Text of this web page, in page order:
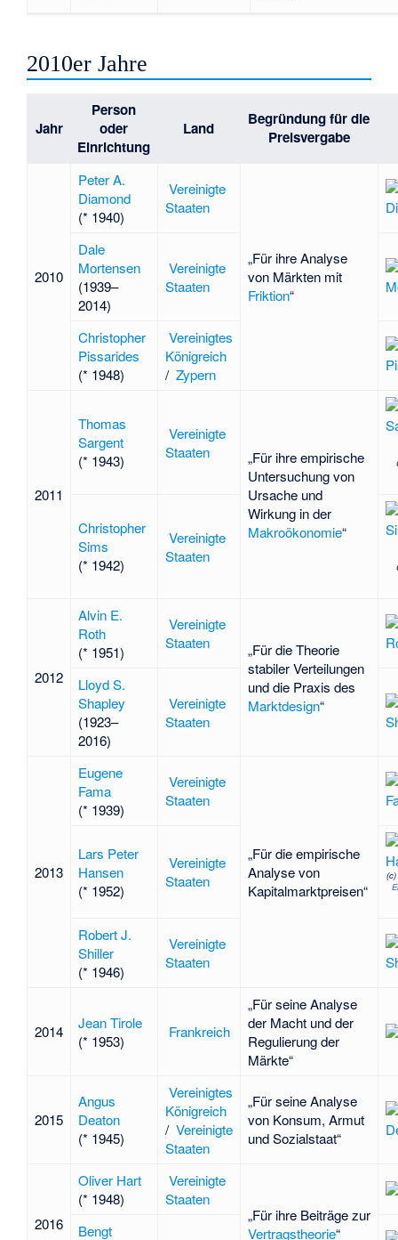
2010er Jahre
Jahr
Person
oder
Einrichtung
Land
Begründung für die
Preisvergabe
2010
Peter A.
Diamond
(* 1940)
Vereinigte
Staaten
„Für ihre Analyse
von Märkten mit
Friktion“
Dale
Mortensen
(1939–
2014)
Vereinigte
Staaten
Christopher
Pissarides
(* 1948)
Vereinigtes
Königreich
/ Zypern
2011
Thomas
Sargent
(* 1943)
Vereinigte
Staaten
„Für ihre empirische
Untersuchung von
Ursache und
Wirkung in der
Makroökonomie“
Christopher
Sims
(* 1942)
Vereinigte
Staaten
2012
Alvin E.
Roth
(* 1951)
Vereinigte
Staaten
„Für die Theorie
stabiler Verteilungen
und die Praxis des
Marktdesign“
Lloyd S.
Shapley
(1923–
2016)
Vereinigte
Staaten
2013
Eugene
Fama
(* 1939)
Vereinigte
Staaten
„Für die empirische
Analyse von
Kapitalmarktpreisen“
Lars Peter
Hansen
(* 1952)
Vereinigte
Staaten
(c)
Robert J.
Shiller
(* 1946)
Vereinigte
Staaten
2014
Jean Tirole
(* 1953)
Frankreich
„Für seine Analyse
der Macht und der
Regulierung der
Märkte“
2015
Angus
Deaton
(* 1945)
Vereinigtes
Königreich
/ Vereinigte
Staaten
„Für seine Analyse
von Konsum, Armut
und Sozialstaat“
2016
Oliver Hart
(* 1948)
Vereinigte
Staaten
„Für ihre Beiträge zur
Vertragstheorie“
Bengt